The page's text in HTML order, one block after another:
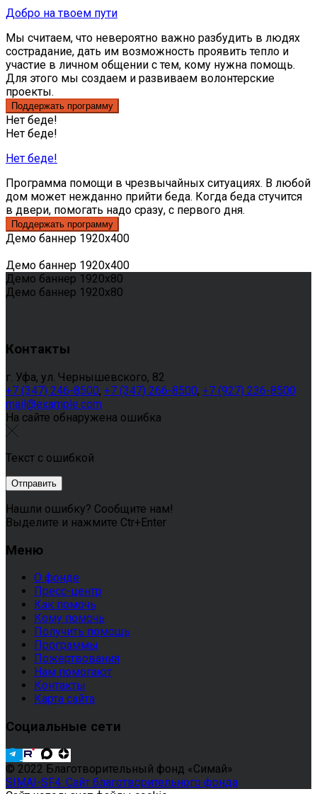
Добро на твоем пути
Мы считаем, что невероятно важно разбудить в людях
сострадание, дать им возможность проявить тепло и
участие в личном общении с тем, кому нужна помощь.
Для этого мы создаем и развиваем волонтерские
проекты.
Нет беде!
Нет беде!
Нет беде!
Программа помощи в чрезвычайных ситуациях. В любой
дом может нежданно прийти беда. Когда беда стучится
в двери, помогать надо сразу, с первого дня.
Демо баннер 1920х400
Демо баннер 1920х400
Демо баннер 1920х80
Демо баннер 1920х80
Контакты
г. Уфа, ул. Чернышевского, 82
+7 (347) 246-8500, +7 (347) 266-8500, +7 (927) 236-8500
mail@example.com
На сайте обнаружена ошибка
Текст с ошибкой
Нашли ошибку? Сообщите нам!
Выделите и нажмите Ctr+Enter
Меню
О фонде
Пресс-центр
Как помочь
Кому помочь
Получить помощь
Программы
Пожертвования
Нам помогают
Контакты
Карта сайта
Социальные сети
© 2022 Благотворительный фонд «Симай»
SIMAI-SF4: Сайт благотворительного фонда